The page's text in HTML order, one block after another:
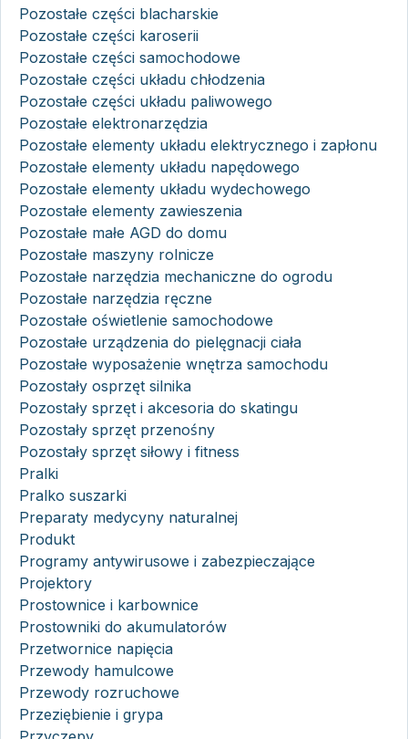
Pozostałe części blacharskie
Pozostałe części karoserii
Pozostałe części samochodowe
Pozostałe części układu chłodzenia
Pozostałe części układu paliwowego
Pozostałe elektronarzędzia
Pozostałe elementy układu elektrycznego i zapłonu
Pozostałe elementy układu napędowego
Pozostałe elementy układu wydechowego
Pozostałe elementy zawieszenia
Pozostałe małe AGD do domu
Pozostałe maszyny rolnicze
Pozostałe narzędzia mechaniczne do ogrodu
Pozostałe narzędzia ręczne
Pozostałe oświetlenie samochodowe
Pozostałe urządzenia do pielęgnacji ciała
Pozostałe wyposażenie wnętrza samochodu
Pozostały osprzęt silnika
Pozostały sprzęt i akcesoria do skatingu
Pozostały sprzęt przenośny
Pozostały sprzęt siłowy i fitness
Pralki
Pralko suszarki
Preparaty medycyny naturalnej
Produkt
Programy antywirusowe i zabezpieczające
Projektory
Prostownice i karbownice
Prostowniki do akumulatorów
Przetwornice napięcia
Przewody hamulcowe
Przewody rozruchowe
Przeziębienie i grypa